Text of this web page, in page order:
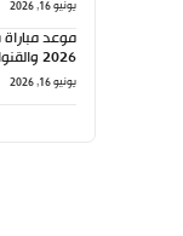
يونيو 16, 2026
موعد
2026 والقنوات الناقلة
يونيو 16, 2026